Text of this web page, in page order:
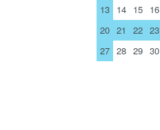
13 14 15 16
20 21 22 23
27 28 29 30